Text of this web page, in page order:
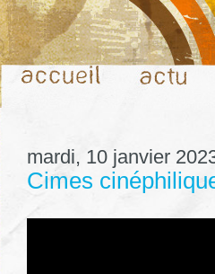
mardi, 10 janvier
Cimes